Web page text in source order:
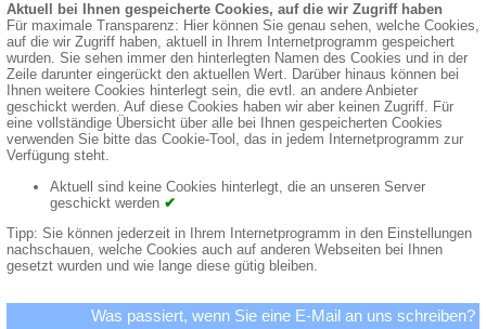
Aktuell bei Ihnen gespeicherte Cookies, auf die wir Zugriff haben
Für maximale Transparenz: Hier können Sie genau sehen, welche Cookies,
auf die wir Zugriff haben, aktuell in Ihrem Internetprogramm gespeichert
wurden. Sie sehen immer den hinterlegten Namen des Cookies und in der
Zeile darunter eingerückt den aktuellen Wert. Darüber hinaus können bei
Ihnen weitere Cookies hinterlegt sein, die evtl. an andere Anbieter
geschickt werden. Auf diese Cookies haben wir aber keinen Zugriff. Für
eine vollständige Übersicht über alle bei Ihnen gespeicherten Cookies
verwenden Sie bitte das Cookie-Tool, das in jedem Internetprogramm zur
Verfügung steht.
Aktuell sind keine Cookies hinterlegt, die an unseren Server
geschickt werden ✔
Tipp: Sie können jederzeit in Ihrem Internetprogramm in den Einstellungen
nachschauen, welche Cookies auch auf anderen Webseiten bei Ihnen
gesetzt wurden und wie lange diese gütig bleiben.
Was passiert, wenn Sie eine E-Mail an uns schreiben?